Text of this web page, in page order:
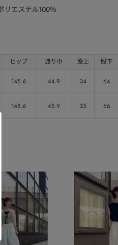
リエステル100％
ヒップ 渡り巾 股上 股下
145.6 44.9 34 64
148.6 45.9 35 66